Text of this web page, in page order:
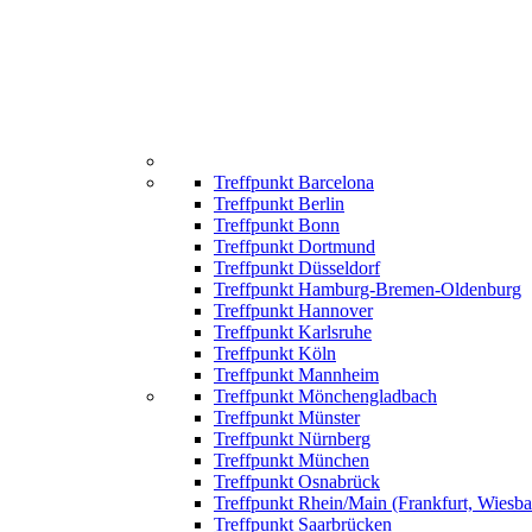
Treffpunkt Barcelona
Treffpunkt Berlin
Treffpunkt Bonn
Treffpunkt Dortmund
Treffpunkt Düsseldorf
Treffpunkt Hamburg-Bremen-Oldenburg
Treffpunkt Hannover
Treffpunkt Karlsruhe
Treffpunkt Köln
Treffpunkt Mannheim
Treffpunkt Mönchengladbach
Treffpunkt Münster
Treffpunkt Nürnberg
Treffpunkt München
Treffpunkt Osnabrück
Treffpunkt Rhein/Main (Frankfurt,
Treffpunkt Saarbrücken